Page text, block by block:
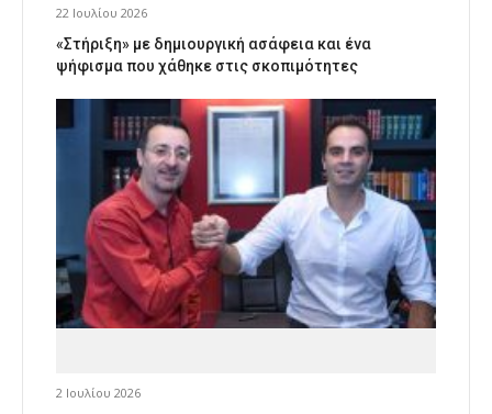
22 Ιουλίου 2026
«Στήριξη» με δημιουργική ασάφεια και ένα
ψήφισμα που χάθηκε στις σκοπιμότητες
2 Ιουλίου 2026